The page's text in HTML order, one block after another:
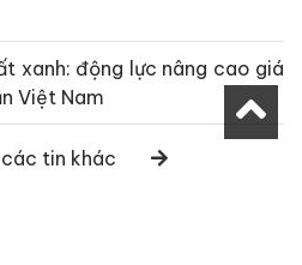
xanh: động lực nâng cao giá
Việt Nam
tin khác